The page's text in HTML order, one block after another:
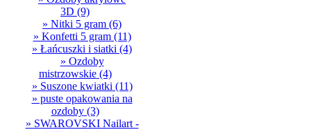
3D (9)
» Nitki 5 gram (6)
» Konfetti 5 gram(11)
» Łańcuszki i siatki (4)
» Ozdoby
mistrzowskie(4)
» Suszone kwiatki (11)
» puste opakowania na
ozdoby(3)
» SWAROVSKI Nailart -